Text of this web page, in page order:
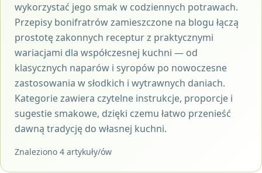
wykorzystać jego smak w codziennych potrawach.
Przepisy bonifratrów zamieszczone na blogu łączą
prostotę zakonnych receptur z praktycznymi
wariacjami dla współczesnej kuchni — od
klasycznych naparów i syropów po nowoczesne
zastosowania w słodkich i wytrawnych daniach.
Kategorie zawiera czytelne instrukcje, proporcje i
sugestie smakowe, dzięki czemu łatwo przenieść
dawną tradycję do własnej kuchni.
Znaleziono 4 artykuły/ów